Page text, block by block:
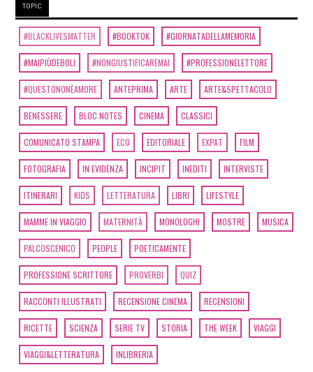
TOPIC
#BLACKLIVESMATTER #BOOKTOK #GIORNATADELLAMEMORIA
#MAIPIÙDEBOLI #NONGIUSTIFICAREMAI #PROFESSIONELETTORE
#QUESTONONÈAMORE ANTEPRIMA ARTE ARTE&SPETTACOLO
BENESSERE BLOC NOTES CINEMA CLASSICI
COMUNICATO STAMPA ECO EDITORIALE EXPAT FILM
FOTOGRAFIA IN EVIDENZA INCIPIT INEDITI INTERVISTE
ITINERARI KIDS LETTERATURA LIBRI LIFESTYLE
MAMME IN VIAGGIO MATERNITÀ MONOLOGHI MOSTRE MUSICA
PALCOSCENICO PEOPLE POETICAMENTE
PROFESSIONE SCRITTORE PROVERBI QUIZ
RACCONTI ILLUSTRATI RECENSIONE CINEMA RECENSIONI
RICETTE SCIENZA SERIE TV STORIA THE WEEK VIAGGI
VIAGGI&LETTERATURA INLIBRERIA